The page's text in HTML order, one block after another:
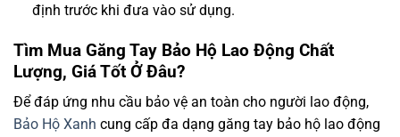
định trước khi đưa vào sử dụng.
Tìm Mua Găng Tay Bảo Hộ Lao Động Chất
Lượng, Giá Tốt Ở Đâu?
Để đáp ứng nhu cầu bảo vệ an toàn cho người lao động,
Bảo Hộ Xanh cung cấp đa dạng găng tay bảo hộ lao động